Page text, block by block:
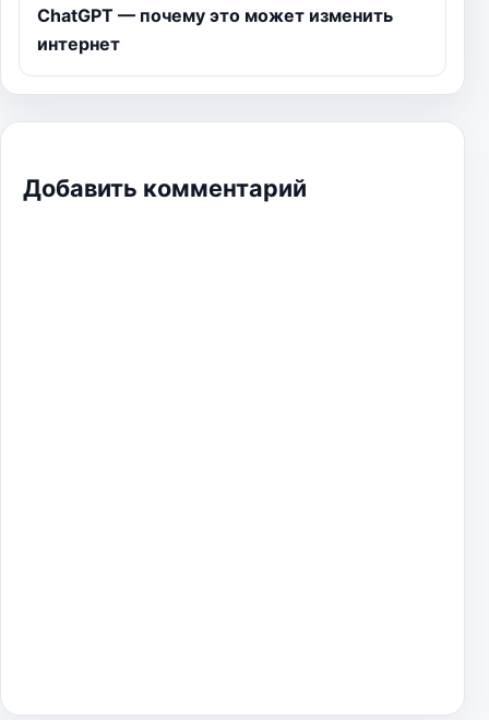
ChatGPT — почему это может изменить
интернет
Добавить комментарий